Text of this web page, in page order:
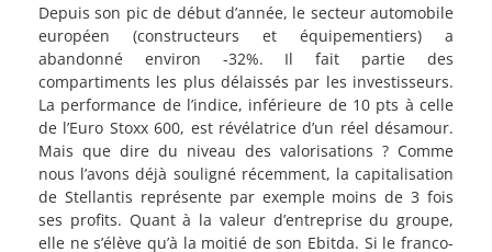
Depuis son pic de début d’année, le secteur automobile
européen (constructeurs et équipementiers) a
abandonné environ -32%. Il fait partie des
compartiments les plus délaissés par les investisseurs.
La performance de l’indice, inférieure de 10 pts à celle
de l’Euro Stoxx 600, est révélatrice d’un réel désamour.
Mais que dire du niveau des valorisations ? Comme
nous l’avons déjà souligné récemment, la capitalisation
de Stellantis représente par exemple moins de 3 fois
ses profits. Quant à la valeur d’entreprise du groupe,
elle ne s’élève qu’à la moitié de son Ebitda. Si le franco-